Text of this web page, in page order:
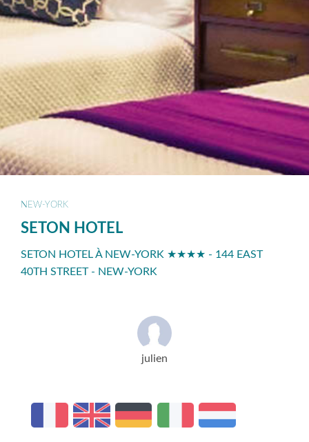
NEW-YORK
SETON HOTEL
SETON HOTEL À NEW-YORK ★★★★ - 144 EAST
40TH STREET - NEW-YORK
julien